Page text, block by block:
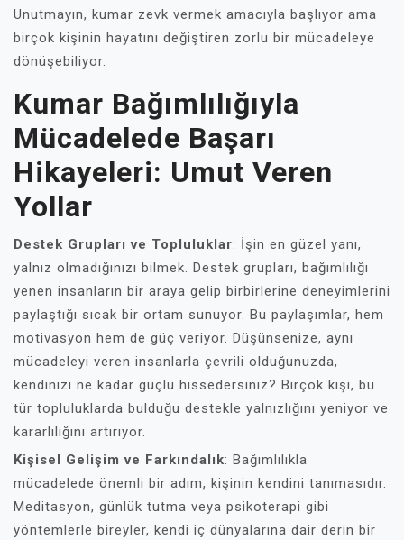
Unutmayın, kumar zevk vermek amacıyla başlıyor ama
birçok kişinin hayatını değiştiren zorlu bir mücadeleye
dönüşebiliyor.
Kumar Bağımlılığıyla
Mücadelede Başarı
Hikayeleri: Umut Veren
Yollar
Destek Grupları ve Topluluklar: İşin en güzel yanı,
yalnız olmadığınızı bilmek. Destek grupları, bağımlılığı
yenen insanların bir araya gelip birbirlerine deneyimlerini
paylaştığı sıcak bir ortam sunuyor. Bu paylaşımlar, hem
motivasyon hem de güç veriyor. Düşünsenize, aynı
mücadeleyi veren insanlarla çevrili olduğunuzda,
kendinizi ne kadar güçlü hissedersiniz? Birçok kişi, bu
tür topluluklarda bulduğu destekle yalnızlığını yeniyor ve
kararlılığını artırıyor.
Kişisel Gelişim ve Farkındalık: Bağımlılıkla
mücadelede önemli bir adım, kişinin kendini tanımasıdır.
Meditasyon, günlük tutma veya psikoterapi gibi
yöntemlerle bireyler, kendi iç dünyalarına dair derin bir